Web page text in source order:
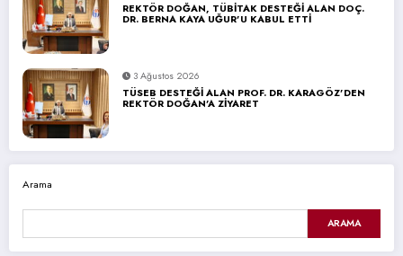
REKTÖR DOĞAN, TÜBİTAK DESTEĞİ ALAN DOÇ.
DR. BERNA KAYA UĞUR’U KABUL ETTİ
3 Ağustos 2026
TÜSEB DESTEĞİ ALAN PROF. DR. KARAGÖZ’DEN
REKTÖR DOĞAN’A ZİYARET
Arama
ARAMA